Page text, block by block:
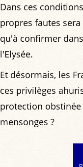
Dans ces
propres fautes
qu'à confirmer
l'Elysée.
Et désormais, les
ces privilèges
protection obstinée
mensonges ?